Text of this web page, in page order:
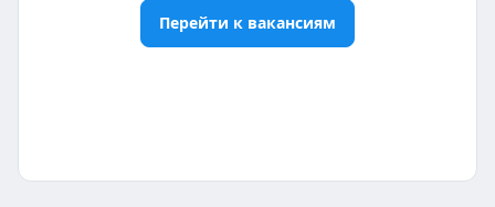
Перейти к вакансиям